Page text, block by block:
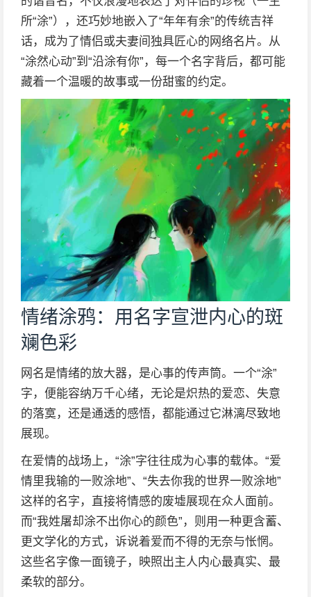
所“涂”），还巧妙地嵌入了“年年有余”的传统吉祥
话，成为了情侣或夫妻间独具匠心的网络名片。从
“涂然心动”到“沿涂有你”，每一个名字背后，都可能
藏着一个温暖的故事或一份甜蜜的约定。
情绪涂鸦：用名字宣泄内心的斑
斓色彩
网名是情绪的放大器，是心事的传声筒。一个“涂”
字，便能容纳万千心绪，无论是炽热的爱恋、失意
的落寞，还是通透的感悟，都能通过它淋漓尽致地
展现。
在爱情的战场上，“涂”字往往成为心事的载体。“爱
情里我输的一败涂地”、“失去你我的世界一败涂地”
这样的名字，直接将情感的废墟展现在众人面前。
而“我姓屠却涂不出你心的颜色”，则用一种更含蓄、
更文学化的方式，诉说着爱而不得的无奈与怅惘。
这些名字像一面镜子，映照出主人内心最真实、最
柔软的部分。